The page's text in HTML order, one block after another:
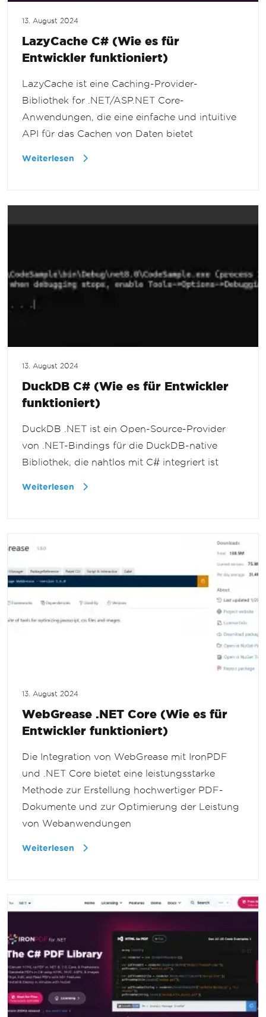
13. August 2024
LazyCache C# (Wie es für
Entwickler funktioniert)
LazyCache ist eine Caching-Provider-
Bibliothek for .NET/ASP.NET Core-
Anwendungen, die eine einfache und intuitive
API für das Cachen von Daten bietet
Weiterlesen
13. August 2024
DuckDB C# (Wie es für Entwickler
funktioniert)
DuckDB .NET ist ein Open-Source-Provider
von .NET-Bindings für die DuckDB-native
Bibliothek, die nahtlos mit C# integriert ist
Weiterlesen
13. August 2024
WebGrease .NET Core (Wie es für
Entwickler funktioniert)
Die Integration von WebGrease mit IronPDF
und .NET Core bietet eine leistungsstarke
Methode zur Erstellung hochwertiger PDF-
Dokumente und zur Optimierung der Leistung
von Webanwendungen
Weiterlesen